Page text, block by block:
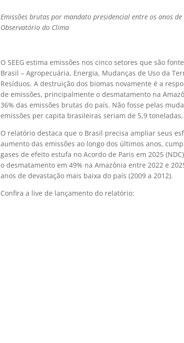
Emissões brutas por mandato presidencial entre os anos de
Observatório do Clima
O SEEG estima emissões nos cinco setores que são
Brasil – Agropecuária, Energia, Mudanças de Uso da
Resíduos. A destruição dos biomas novamente é a
de emissões, principalmente o desmatamento na
36% das emissões brutas do país. Não fosse pelas
emissões per capita brasileiras seriam de 5,9
O relatório destaca que o Brasil precisa ampliar seus
aumento das emissões ao longo dos últimos anos,
gases de efeito estufa no Acordo de Paris em 2025
o desmatamento em 49% na Amazônia entre 2022 e
anos de devastação mais baixa do país (2009 a 2012).
Confira a live de lançamento do relatório: